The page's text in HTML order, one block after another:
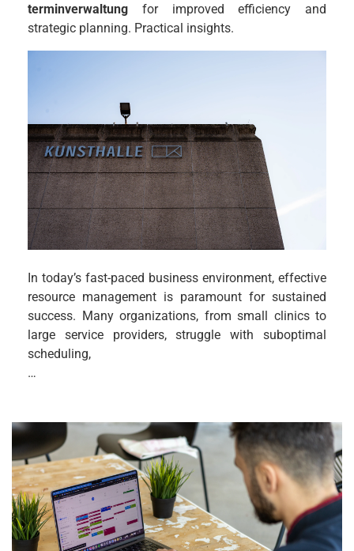
terminverwaltung for improved efficiency and
strategic planning. Practical insights.
In today’s fast-paced business environment, effective
resource management is paramount for sustained
success. Many organizations, from small clinics to
large service providers, struggle with suboptimal
scheduling,
…